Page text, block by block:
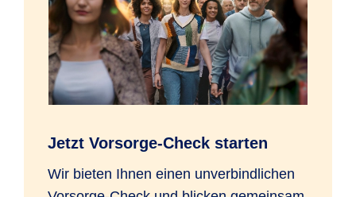
Jetzt Vorsorge-Check starten
Wir bieten Ihnen einen unverbindlichen